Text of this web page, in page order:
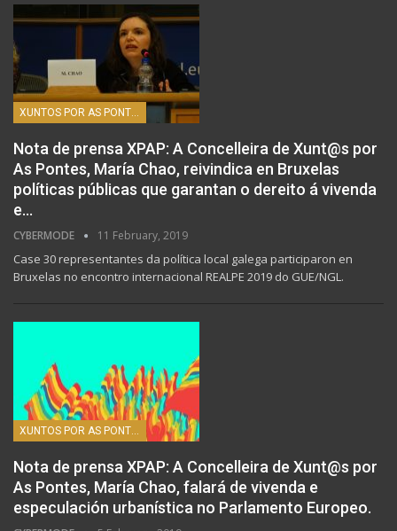
XUNTOS POR AS PONTES
Nota de prensa XPAP: A Concelleira de Xunt@s por
As Pontes, María Chao, reivindica en Bruxelas
políticas públicas que garantan o dereito á vivenda
e…
CYBERMODE 11 February, 2019
Case 30 representantes da política local galega participaron en
Bruxelas no encontro internacional REALPE 2019 do GUE/NGL.
Nota de prensa XPAP: A Concelleira de Xunt@s por
As Pontes, María Chao, falará de vivenda e
especulación urbanística no Parlamento Europeo.